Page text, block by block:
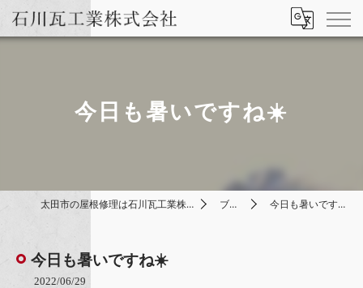
今日も暑いですね☀️
太田市の屋根修理は石川瓦工業株式会社 ブログ 今日も暑いですね☀️
今日も暑いですね☀️
2022/06/29